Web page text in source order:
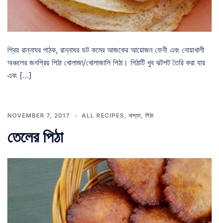
প্রিয় রান্নাঘর পাঠক, রান্নাঘর ডট কমের আজকের আয়োজন ফেনী এবং নোয়াখালী
অঞ্চলের জনপ্রিয় পিঠা খোলাজা/খোলাজালি পিঠা। পিঠাটি খুব ঝটপট তৈরি করা যায়
এবং […]
NOVEMBER 7, 2017 ALL RECIPES, নাস্তা, পিঠা
তেলের পিঠা